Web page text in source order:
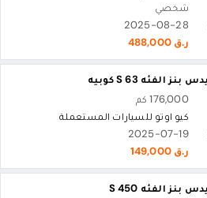
شخصي
2025-08-28
ر.ق 488,000
176,000 كم
كيو اوتو للسيارات المستعملة
2025-07-19
ر.ق 149,000